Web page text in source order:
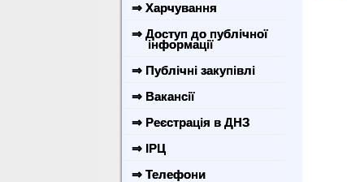
⇒ Харчування
⇒ Доступ до публічної
інформації
⇒ Публічні закупівлі
⇒ Вакансії
⇒ Реєстрація в ДНЗ
⇒ ІРЦ
⇒ Телефони